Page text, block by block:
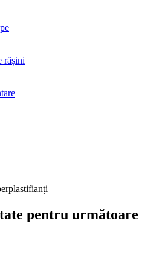
rășini
pentru următoare